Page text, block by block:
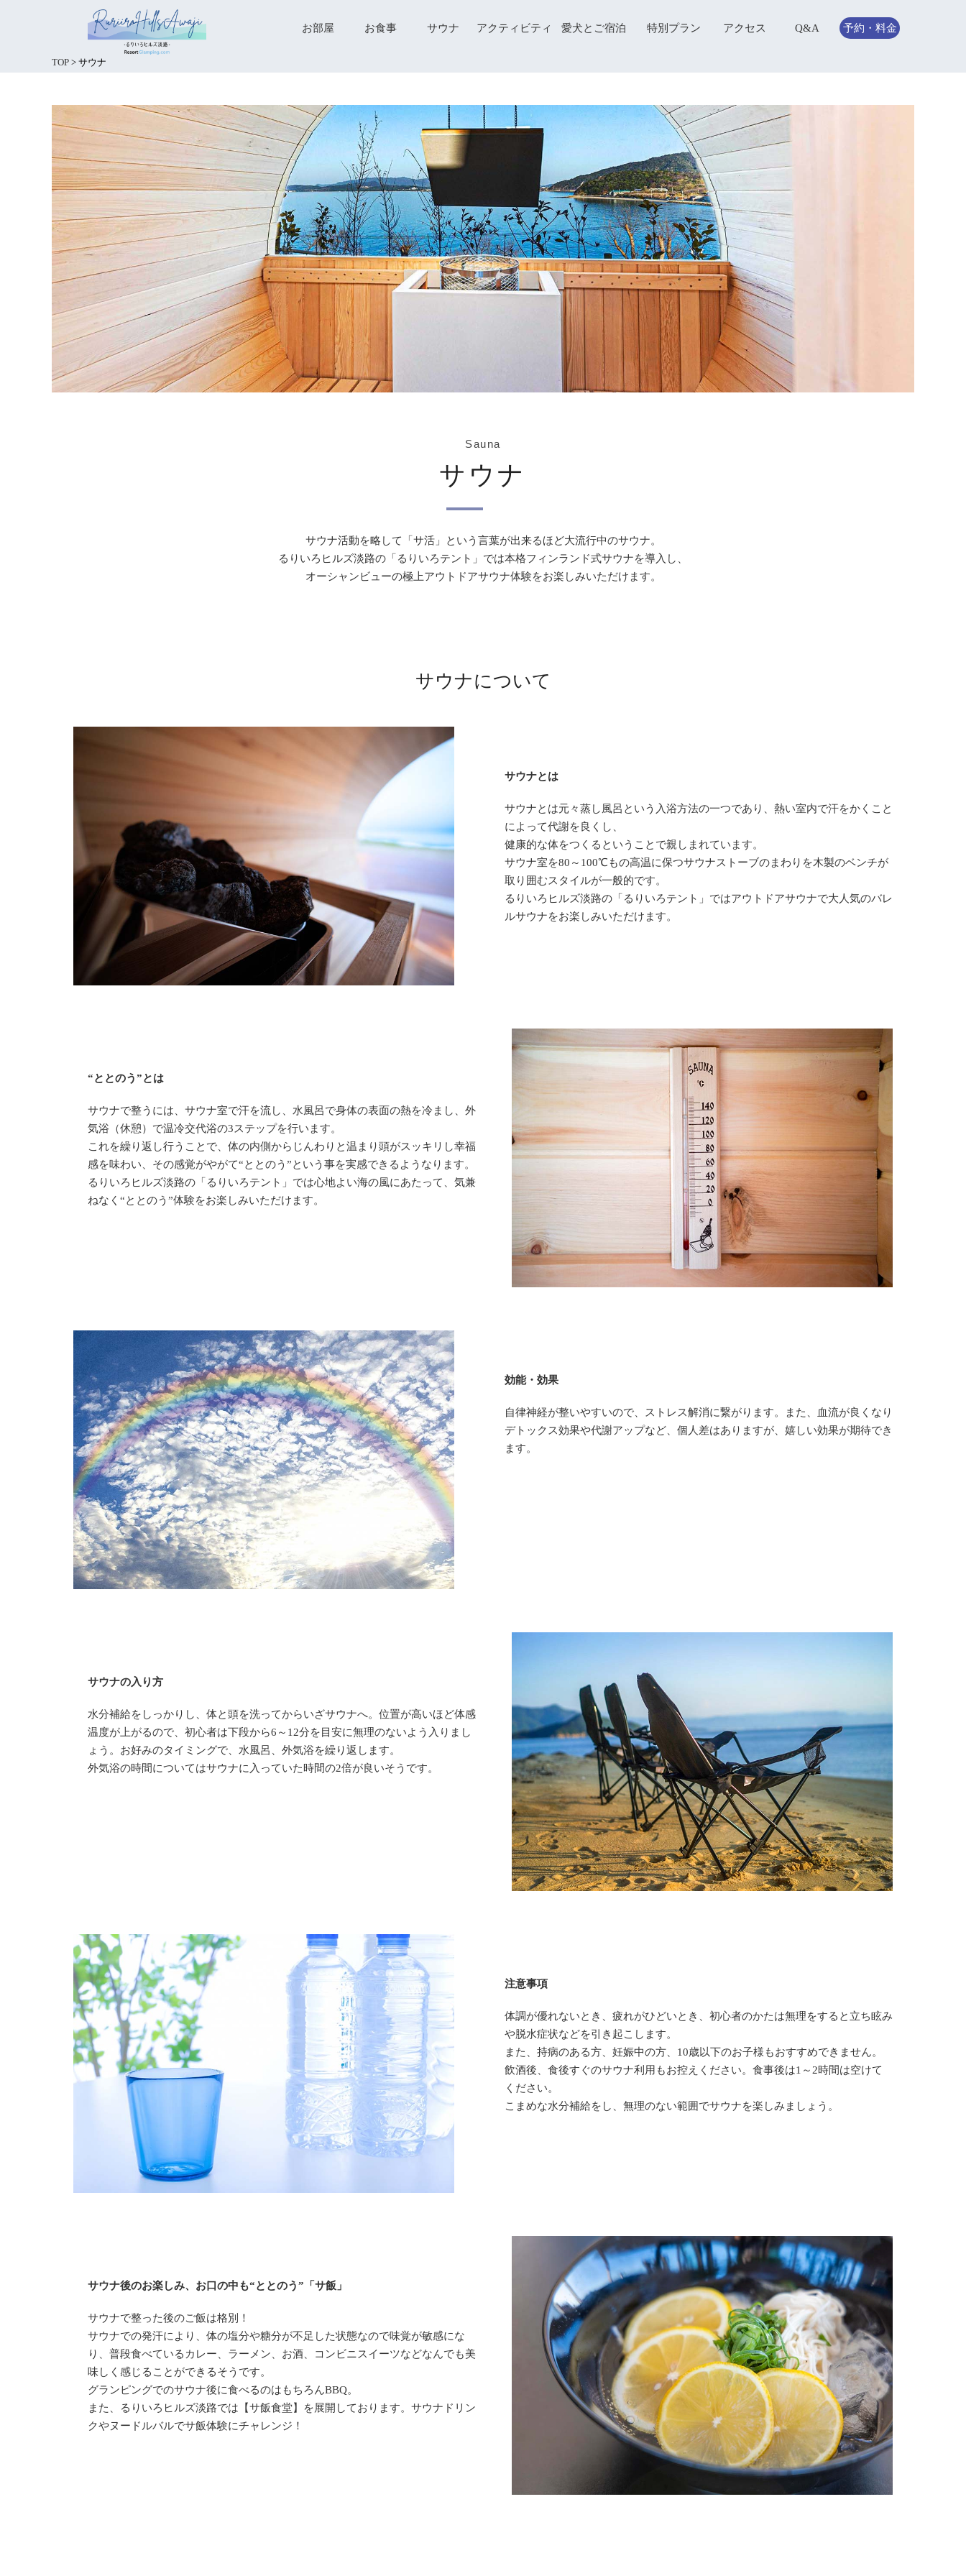
お部屋 お食事 サウナ アクティビティ 愛犬とご宿泊 特別プラン アクセス Q&A 予約・料金
TOP > サウナ
Sauna
サウナ
サウナ活動を略して「サ活」という言葉が出来るほど大流行中のサウナ。
るりいろヒルズ淡路の「るりいろテント」では本格フィンランド式サウナを導入し、
オーシャンビューの極上アウトドアサウナ体験をお楽しみいただけます。
サウナについて
サウナとは
サウナとは元々蒸し風呂という入浴方法の一つであり、熱い室内で汗をかくこと
によって代謝を良くし、
健康的な体をつくるということで親しまれています。
サウナ室を80～100℃もの高温に保つサウナストーブのまわりを木製のベンチが
取り囲むスタイルが一般的です。
るりいろヒルズ淡路の「るりいろテント」ではアウトドアサウナで大人気のバレ
ルサウナをお楽しみいただけます。
“ととのう”とは
サウナで整うには、サウナ室で汗を流し、水風呂で身体の表面の熱を冷まし、外
気浴（休憩）で温冷交代浴の3ステップを行います。
これを繰り返し行うことで、体の内側からじんわりと温まり頭がスッキリし幸福
感を味わい、その感覚がやがて“ととのう”という事を実感できるようなります。
るりいろヒルズ淡路の「るりいろテント」では心地よい海の風にあたって、気兼
ねなく“ととのう”体験をお楽しみいただけます。
効能・効果
自律神経が整いやすいので、ストレス解消に繋がります。また、血流が良くなり
デトックス効果や代謝アップなど、個人差はありますが、嬉しい効果が期待でき
ます。
サウナの入り方
水分補給をしっかりし、体と頭を洗ってからいざサウナへ。位置が高いほど体感
温度が上がるので、初心者は下段から6～12分を目安に無理のないよう入りまし
ょう。お好みのタイミングで、水風呂、外気浴を繰り返します。
外気浴の時間についてはサウナに入っていた時間の2倍が良いそうです。
注意事項
体調が優れないとき、疲れがひどいとき、初心者のかたは無理をすると立ち眩み
や脱水症状などを引き起こします。
また、持病のある方、妊娠中の方、10歳以下のお子様もおすすめできません。
飲酒後、食後すぐのサウナ利用もお控えください。食事後は1～2時間は空けて
ください。
こまめな水分補給をし、無理のない範囲でサウナを楽しみましょう。
サウナ後のお楽しみ、お口の中も“ととのう”「サ飯」
サウナで整った後のご飯は格別！
サウナでの発汗により、体の塩分や糖分が不足した状態なので味覚が敏感にな
り、普段食べているカレー、ラーメン、お酒、コンビニスイーツなどなんでも美
味しく感じることができるそうです。
グランピングでのサウナ後に食べるのはもちろんBBQ。
また、るりいろヒルズ淡路では【サ飯食堂】を展開しております。サウナドリン
クやヌードルバルでサ飯体験にチャレンジ！